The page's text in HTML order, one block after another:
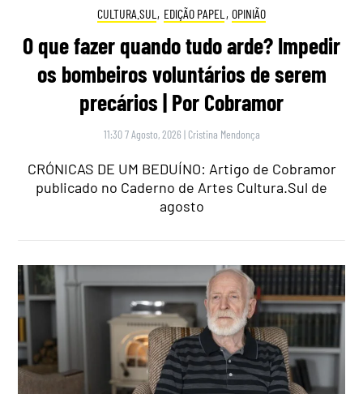
CULTURA.SUL , EDIÇÃO PAPEL , OPINIÃO
O que fazer quando tudo arde? Impedir
os bombeiros voluntários de serem
precários | Por Cobramor
11:30 7 Agosto, 2026 | Cristina Mendonça
CRÓNICAS DE UM BEDUÍNO: Artigo de Cobramor
publicado no Caderno de Artes Cultura.Sul de
agosto